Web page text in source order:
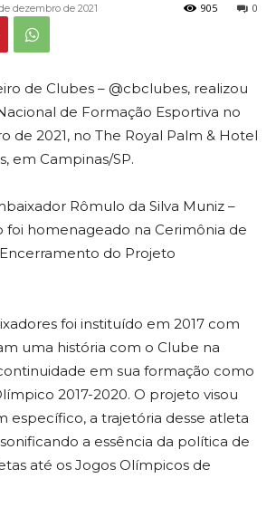
dezembro de 2021 0
905
de Clubes – @cbclubes, realizou
de Formação Esportiva no
de 2021, no The Royal Palm & Hotel
em Campinas/SP.
Rômulo da Silva Muniz –
foi homenageado na Cerimônia de
do Projeto
foi instituído em 2017 com
uma história com o Clube na
em sua formação como
2017-2020. O projeto visou
específico, a trajetória desse atleta
a essência da política de
até os Jogos Olímpicos de